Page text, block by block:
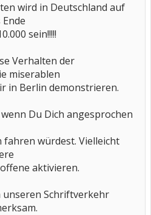
wird in Deutschland auf
sein!!!!!
Verhalten der
miserablen
in Berlin demonstrieren.
Du Dich angesprochen
fahren würdest. Vielleicht
aktivieren.
unseren Schriftverkehr